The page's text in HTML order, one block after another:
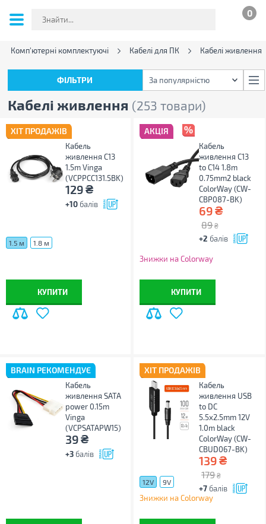
0
Комп'ютерні комплектуючі Кабелі для ПК Кабелі живлення
Кабелі живлення (253 товари)
ФІЛЬТРИ За популярністю
ХІТ ПРОДАЖІВ
Кабель
живлення C13
1.5m Vinga
(VCPPCC131.5BK)
129₴
+10 балів
1.5 м 1.8 м
КУПИТИ
АКЦІЯ
Кабель
живлення C13
to C14 1.8m
0.75mm2 black
ColorWay (CW-
CBP087-BK)
69₴
89 ₴
+2 балів
Знижки на Colorway
КУПИТИ
BRAIN РЕКОМЕНДУЄ
Кабель
живлення SATA
power 0.15m
Vinga
(VCPSATAPW15)
39₴
+3 балів
ХІТ ПРОДАЖІВ
Кабель
живлення USB
to DC
5.5x2.5mm 12V
1.0m black
ColorWay (CW-
CBUD067-BK)
139₴
179 ₴
+7 балів
12V 9V
Знижки на Colorway
ФІЛЬТРИ За популярністю